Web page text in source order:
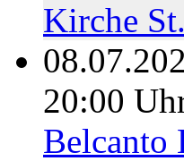
Kirche
20:00
Belcanto